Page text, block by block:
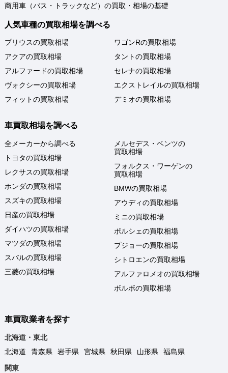
商用車（バス・トラックなど）の買取・相場の基礎
人気車種の買取相場を調べる
プリウスの買取相場
アクアの買取相場
アルファードの買取相場
ヴォクシーの買取相場
フィットの買取相場
ワゴンRの買取相場
タントの買取相場
セレナの買取相場
エクストレイルの買取相場
デミオの買取相場
車買取相場を調べる
全メーカーから調べる
トヨタの買取相場
レクサスの買取相場
ホンダの買取相場
スズキの買取相場
日産の買取相場
ダイハツの買取相場
マツダの買取相場
スバルの買取相場
三菱の買取相場
メルセデス・ベンツの
買取相場
フォルクス・ワーゲンの
買取相場
BMWの買取相場
アウディの買取相場
ミニの買取相場
ポルシェの買取相場
プジョーの買取相場
シトロエンの買取相場
アルファロメオの買取相場
ボルボの買取相場
車買取業者を探す
北海道・東北
北海道
青森県 岩手県 宮城県 秋田県 山形県
福島県
関東